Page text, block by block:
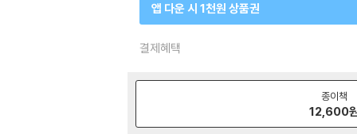
앱 다운 시 1천원 상품권
결제혜택
종이책
12,600